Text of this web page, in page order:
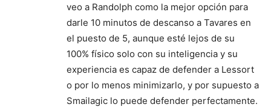
veo a Randolph como la mejor opción para
darle 10 minutos de descanso a Tavares en
el puesto de 5, aunque esté lejos de su
100% físico solo con su inteligencia y su
experiencia es capaz de defender a Lessort
o por lo menos minimizarlo, y por supuesto a
Smailagic lo puede defender perfectamente.